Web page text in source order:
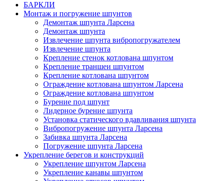
БАРКЛИ
Монтаж и погружение шпунтов
Демонтаж шпунта Ларсена
Демонтаж шпунта
Извлечение шпунта вибропогружателем
Извлечение шпунта
Крепление стенок котлована шпунтом
Крепление траншеи шпунтом
Крепление котлована шпунтом
Ограждение котлована шпунтом Ларсена
Ограждение котлована шпунтом
Бурение под шпунт
Лидерное бурение шпунта
Установка статического вдавливания шпунта
Вибропогружение шпунта Ларсена
Забивка шпунта Ларсена
Погружение шпунта Ларсена
Укрепление берегов и конструкций
Укрепление шпунтом Ларсена
Укрепление канавы шпунтом